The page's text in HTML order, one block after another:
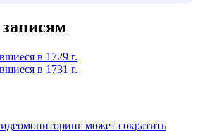
в 1729 г.
в 1731 г.
может сократить